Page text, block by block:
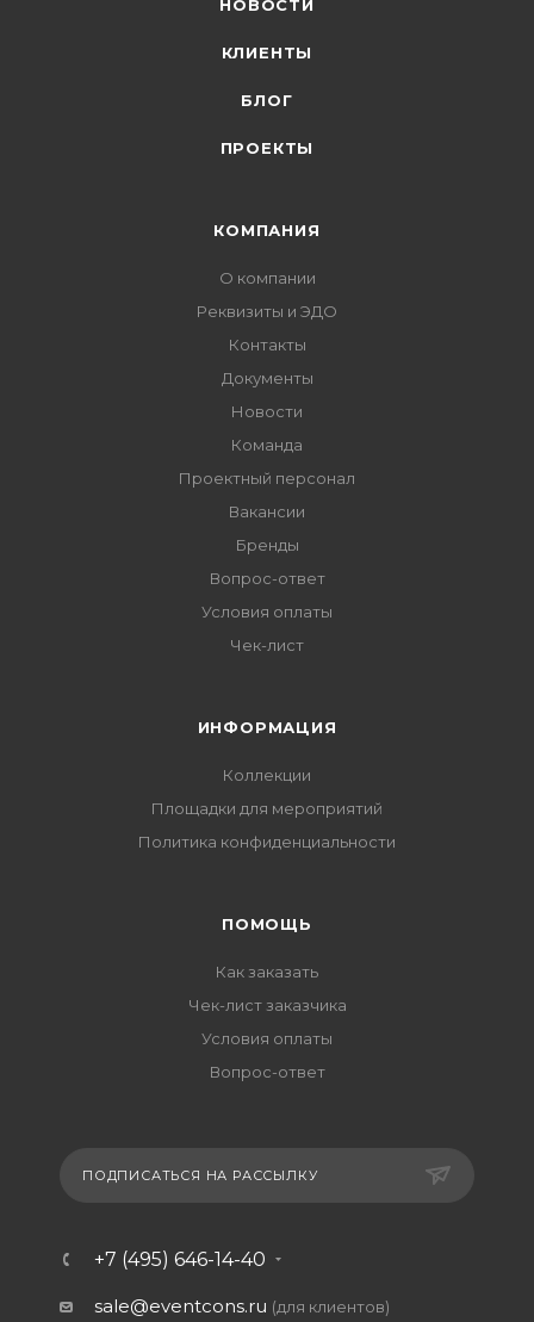
НОВОСТИ
КЛИЕНТЫ
БЛОГ
ПРОЕКТЫ
КОМПАНИЯ
О компании
Реквизиты и ЭДО
Контакты
Документы
Новости
Команда
Проектный персонал
Вакансии
Бренды
Вопрос-ответ
Условия оплаты
Чек-лист
ИНФОРМАЦИЯ
Коллекции
Площадки для мероприятий
Политика конфиденциальности
ПОМОЩЬ
Как заказать
Чек-лист заказчика
Условия оплаты
Вопрос-ответ
ПОДПИСАТЬСЯ НА РАССЫЛКУ
+7 (495) 646-14-40
sale@eventcons.ru (для клиентов)